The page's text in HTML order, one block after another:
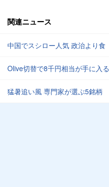
関連ニュース
中国でスシロー人気 政治より食
Olive切替で8千円相当が手に入る
猛暑追い風 専門家が選ぶ5銘柄